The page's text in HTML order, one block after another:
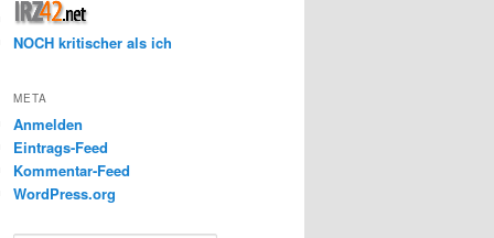
NOCH kritischer als ich
META
Anmelden
Eintrags-Feed
Kommentar-Feed
WordPress.org